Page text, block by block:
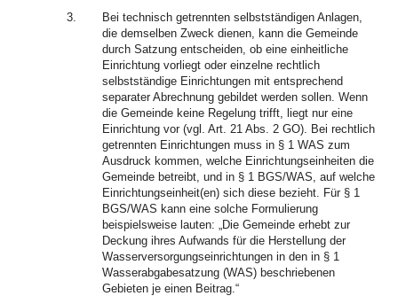
3.
Bei technisch getrennten selbstständigen Anlagen,
die demselben Zweck dienen, kann die Gemeinde
durch Satzung entscheiden, ob eine einheitliche
Einrichtung vorliegt oder einzelne rechtlich
selbstständige Einrichtungen mit entsprechend
separater Abrechnung gebildet werden sollen. Wenn
die Gemeinde keine Regelung trifft, liegt nur eine
Einrichtung vor (vgl. Art. 21 Abs. 2 GO). Bei rechtlich
getrennten Einrichtungen muss in § 1 WAS zum
Ausdruck kommen, welche Einrichtungseinheiten die
Gemeinde betreibt, und in § 1 BGS/WAS, auf welche
Einrichtungseinheit(en) sich diese bezieht. Für § 1
BGS/WAS kann eine solche Formulierung
beispielsweise lauten: „Die Gemeinde erhebt zur
Deckung ihres Aufwands für die Herstellung der
Wasserversorgungseinrichtungen in den in § 1
Wasserabgabesatzung (WAS) beschriebenen
Gebieten je einen Beitrag.“